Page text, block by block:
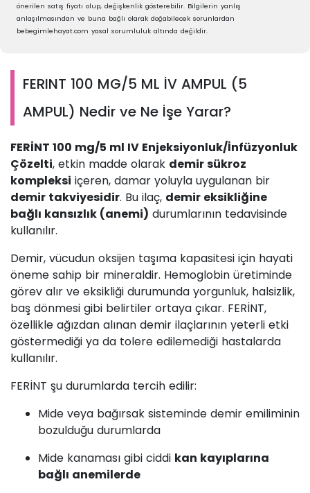
önerilen satış fiyatı olup, değişkenlik gösterebilir. Bilgilerin yanlış
anlaşılmasından ve buna bağlı olarak doğabilecek sorunlardan
bebegimlehayat.com yasal sorumluluk altında değildir.
FERINT 100 MG/5 ML İV AMPUL (5
AMPUL) Nedir ve Ne İşe Yarar?
FERİNT 100 mg/5 ml IV Enjeksiyonluk/İnfüzyonluk
Çözelti, etkin madde olarak demir sükroz
kompleksi içeren, damar yoluyla uygulanan bir
demir takviyesidir. Bu ilaç, demir eksikliğine
bağlı kansızlık (anemi) durumlarının tedavisinde
kullanılır.
Demir, vücudun oksijen taşıma kapasitesi için hayati
öneme sahip bir mineraldir. Hemoglobin üretiminde
görev alır ve eksikliği durumunda yorgunluk, halsizlik,
baş dönmesi gibi belirtiler ortaya çıkar. FERİNT,
özellikle ağızdan alınan demir ilaçlarının yeterli etki
göstermediği ya da tolere edilemediği hastalarda
kullanılır.
FERİNT şu durumlarda tercih edilir:
Mide veya bağırsak sisteminde demir emiliminin
bozulduğu durumlarda
Mide kanaması gibi ciddi kan kayıplarına
bağlı anemilerde